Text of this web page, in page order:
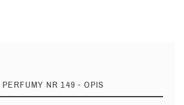
NR 149 - OPIS